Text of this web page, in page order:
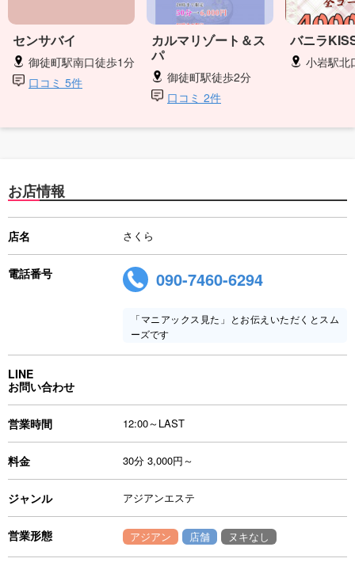
センサバイ
御徒町駅南口徒歩1分
口コミ 5件
カルマリゾート＆ス
パ
御徒町駅徒歩2分
口コミ 2件
バニラ
小岩駅北
お店情報
店名 さくら
電話番号 090-7460-6294
「マニアックス見た」とお伝えいただくとスム
ーズです
LINE
お問い合わせ
営業時間 12:00～LAST
料金 30分 3,000円～
ジャンル アジアンエステ
営業形態 アジアン 店舗 ヌキなし